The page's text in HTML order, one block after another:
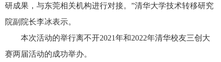
研成果，与东莞相关机构进行对接。”清华大学技术转移研究
院副院长李冰表示。
本次活动的举行离不开2021年和2022年清华校友三创大
赛两届活动的成功举办。